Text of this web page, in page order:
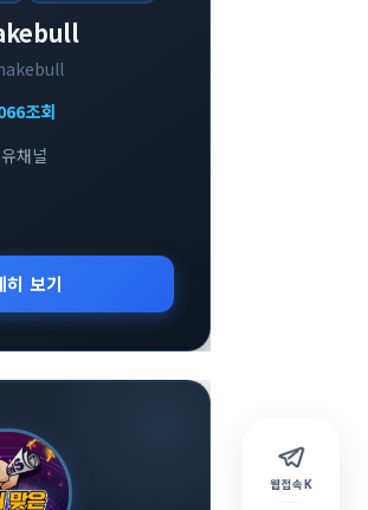
웹 접속 K
조회
채널
히 보기